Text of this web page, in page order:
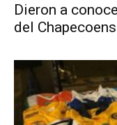
Dieron a
del